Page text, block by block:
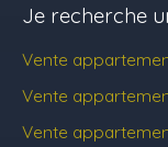
Je recherche
Vente
Vente
Vente